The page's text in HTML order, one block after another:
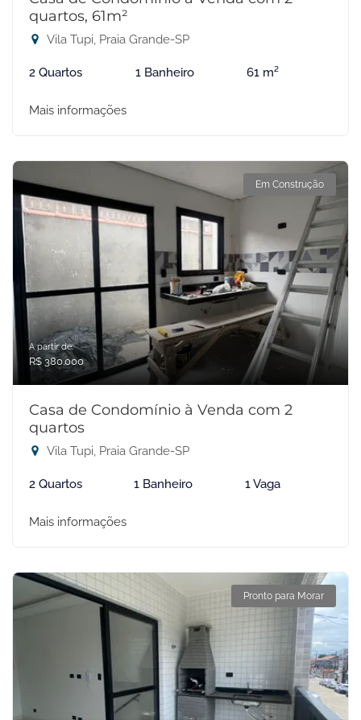
quartos, 61m²
Vila Tupi, Praia Grande-SP
2 Quartos 1 Banheiro 61 m²
Mais informações
Em Construção
A partir de:
R$ 380.000
Casa de Condomínio à Venda com 2
quartos
Vila Tupi, Praia Grande-SP
2 Quartos 1 Banheiro 1 Vaga
Mais informações
Pronto para Morar